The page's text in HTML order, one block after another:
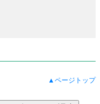
▲ページトップ